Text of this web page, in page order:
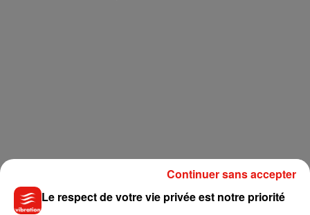
Le respect de votre vie privée est notre priorité
Continuer sans accepter